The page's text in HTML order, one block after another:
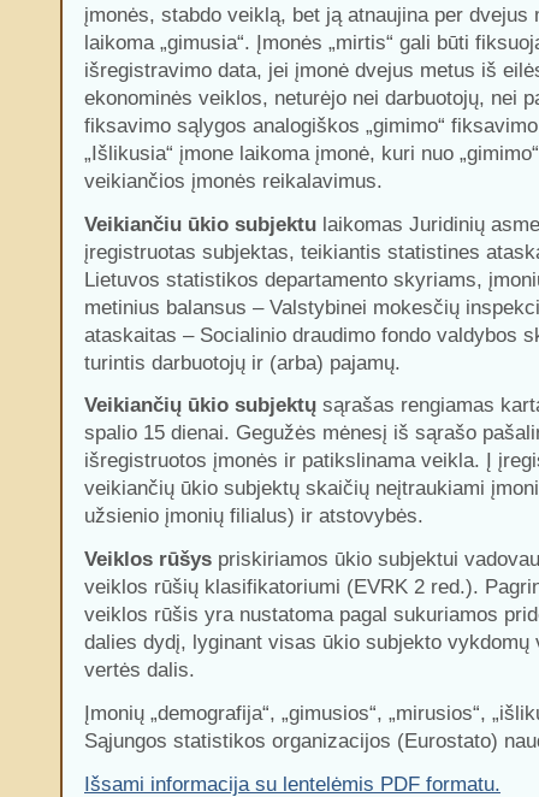
įmonės, stabdo veiklą, bet ją atnaujina per dvejus
laikoma „gimusia“. Įmonės „mirtis“ gali būti
išregistravimo data, jei įmonė dvejus metus iš
ekonominės veiklos, neturėjo nei darbuotojų, nei
fiksavimo sąlygos analogiškos „gimimo“
„Išlikusia“ įmone laikoma įmonė, kuri nuo
veikiančios įmonės reikalavimus.
Veikiančiu ūkio subjektu laikomas Juridinių
įregistruotas subjektas, teikiantis statistines
Lietuvos statistikos departamento skyriams,
metinius balansus – Valstybinei mokesčių
ataskaitas – Socialinio draudimo fondo valdybos
turintis darbuotojų ir (arba) pajamų.
Veikiančių ūkio subjektų sąrašas rengiamas
spalio 15 dienai. Gegužės mėnesį iš sąrašo
išregistruotos įmonės ir patikslinama veikla. Į
veikiančių ūkio subjektų skaičių neįtraukiami
užsienio įmonių filialus) ir atstovybės.
Veiklos rūšys priskiriamos ūkio subjektui
veiklos rūšių klasifikatoriumi (EVRK 2 red.).
veiklos rūšis yra nustatoma pagal sukuriamos
dalies dydį, lyginant visas ūkio subjekto vykdomų
vertės dalis.
Įmonių „demografija“, „gimusios“, „mirusios“,
Sąjungos statistikos organizacijos (Eurostato)
Išsami informacija su lentelėmis PDF formatu.